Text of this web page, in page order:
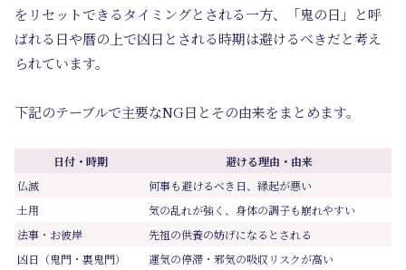
をリセットできるタイミングとされる一方、「鬼の日」と呼
ばれる日や暦の上で凶日とされる時期は避けるべきだと考え
られています。
下記のテーブルで主要なNG日とその由来をまとめます。
日付・時期
避ける理由・由来
仏滅
何事も避けるべき日、縁起が悪い
土用
気の乱れが強く、身体の調子も崩れやすい
法事・お彼岸
先祖の供養の妨げになるとされる
凶日（鬼門・裏鬼門）
運気の停滞・邪気の吸収リスクが高い